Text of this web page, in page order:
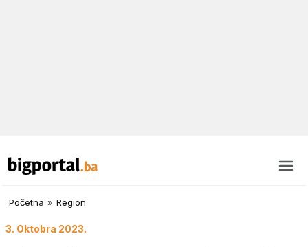
Početna » Region
3. Oktobra 2023.